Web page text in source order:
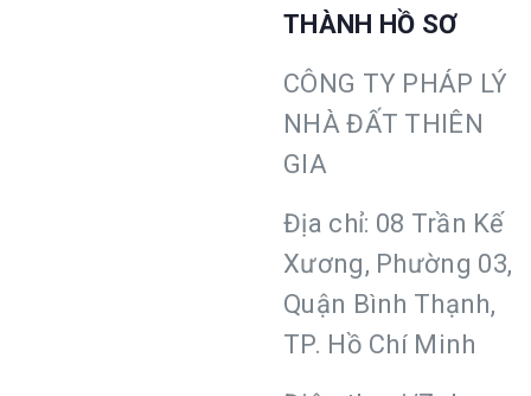
THÀNH HỒ SƠ
CÔNG TY PHÁP LÝ
NHÀ ĐẤT THIÊN
GIA
Địa chỉ: 08 Trần Kế
Xương, Phường 03,
Quận Bình Thạnh,
TP. Hồ Chí Minh